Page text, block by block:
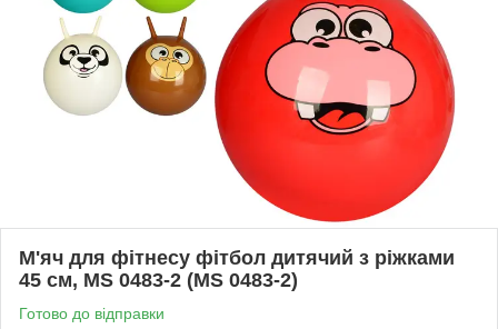
М'яч для фітнесу фітбол дитячий з ріжками
45 см, MS 0483-2 (MS 0483-2)
Готово до відправки